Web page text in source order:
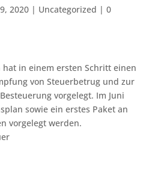
2020| Uncategorized | 0
hat in einem ersten Schritt einen
von Steuerbetrug und zur
vorgelegt. Im Juni
sowie ein erstes Paket an
vorgelegt werden.